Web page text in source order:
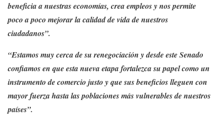
beneficia a nuestras economías, crea empleos y nos permite
poco a poco mejorar la calidad de vida de nuestros
ciudadanos”.
“Estamos muy cerca de su renegociación y desde este Senado
confiamos en que esta nueva etapa fortalezca su papel como un
instrumento de comercio justo y que sus beneficios lleguen con
mayor fuerza hasta las poblaciones más vulnerables de nuestros
países”.